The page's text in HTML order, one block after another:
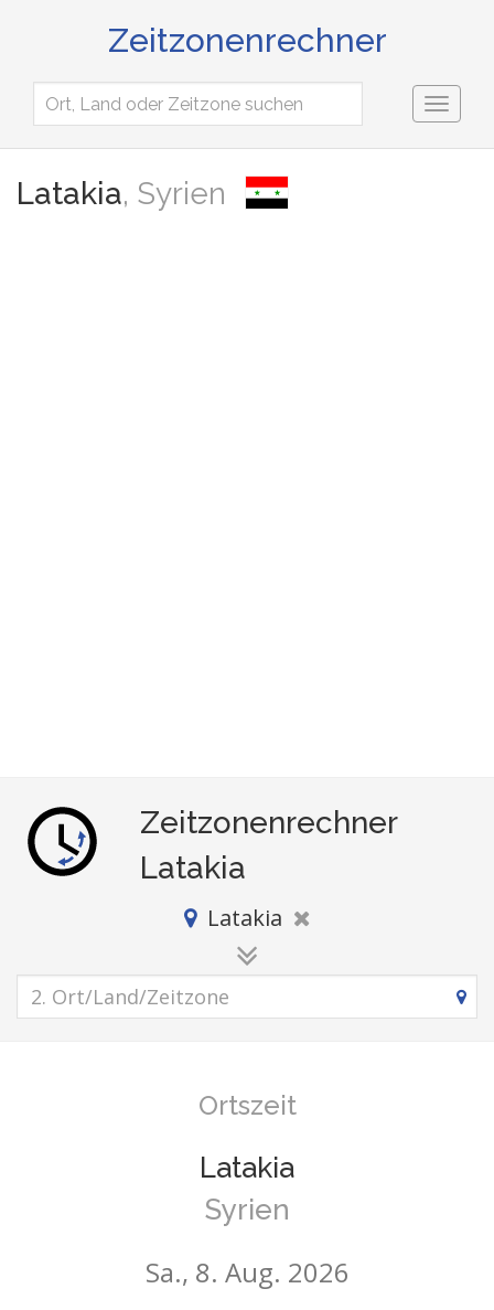
Zeitzonenrechner
Toggle
Latakia, Syrien
Zeitzonenrechner
Latakia
Latakia
Ortszeit
Latakia
Syrien
Sa., 8. Aug. 2026